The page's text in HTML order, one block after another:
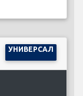
УНИВЕРСАЛ